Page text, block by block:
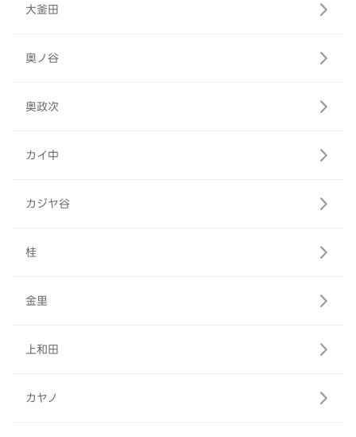
大釜田
奥ノ谷
奥政次
カイ中
カジヤ谷
桂
金里
上和田
カヤノ